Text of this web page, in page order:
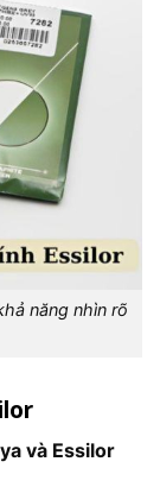
năng nhìn rõ
và Essilor